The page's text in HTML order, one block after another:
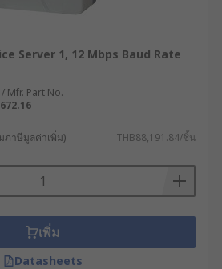
Server 1, 12 Mbps Baud Rate
Mfr. Part No.
ภาษีมูลค่าเพิ่ม) THB88,191.84/ชิ้น
เพิ่ม
Datasheets